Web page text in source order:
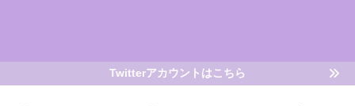
Twitterアカウントはこちら